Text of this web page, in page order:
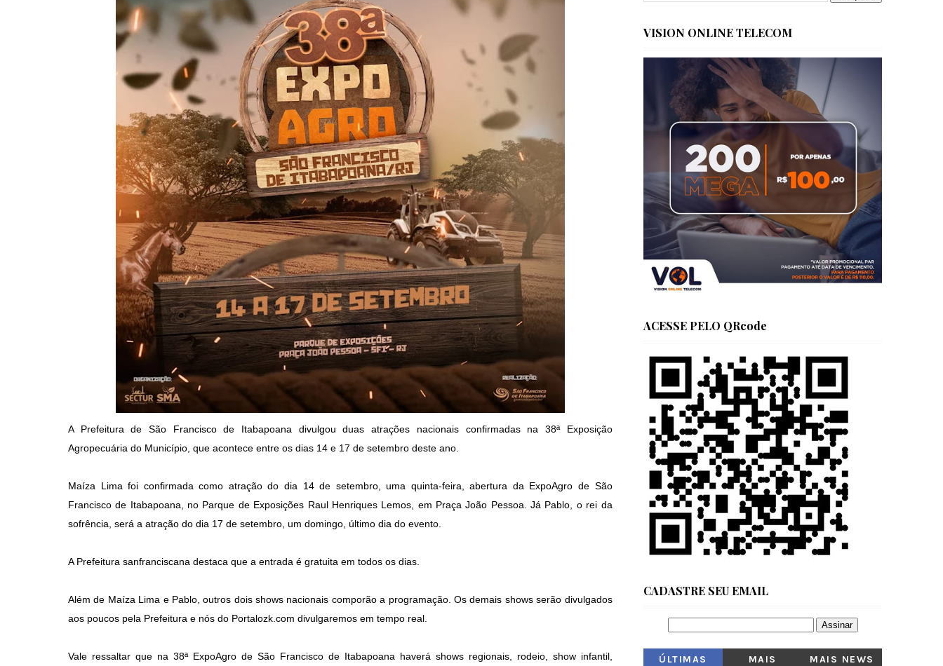
A Prefeitura de São Francisco de Itabapoana divulgou duas atrações nacionais confirmadas na 38ª Exposição
Agropecuária do Município, que acontece entre os dias 14 e 17 de setembro deste ano.
Maíza Lima foi confirmada como atração do dia 14 de setembro, uma quinta-feira, abertura da ExpoAgro de São
Francisco de Itabapoana, no Parque de Exposições Raul Henriques Lemos, em Praça João Pessoa. Já Pablo, o rei da
sofrência, será a atração do dia 17 de setembro, um domingo, último dia do evento.
A Prefeitura sanfranciscana destaca que a entrada é gratuita em todos os dias.
Além de Maíza Lima e Pablo, outros dois shows nacionais comporão a programação. Os demais shows serão divulgados
aos poucos pela Prefeitura e nós do Portalozk.com divulgaremos em tempo real.
Vale ressaltar que na 38ª ExpoAgro de São Francisco de Itabapoana haverá shows regionais, rodeio, show infantil,
VISION ONLINE TELECOM
ACESSE PELO QRcode
CADASTRE SEU EMAIL
ÚLTIMAS
MAIS
MAIS NEWS